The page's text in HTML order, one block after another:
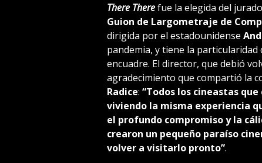
There Therefue la elegida del
Guion de Largometraje de
dirigida por el estadounidense
pandemia, y tiene la
encuadre. El director, que debió
agradecimiento que compartió la
Radice: “Todos los cineastas
viviendo la misma experiencia
el profundo compromiso y la
crearon un pequeño paraíso
volver a visitarlo pronto”.